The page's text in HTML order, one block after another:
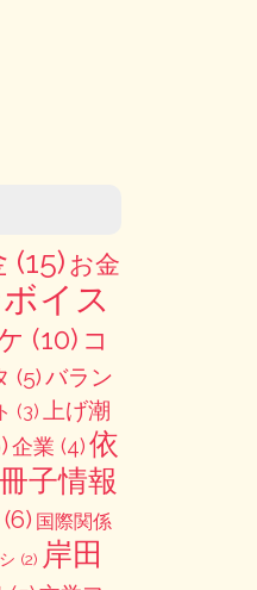
(15) お金
イス
(10) コ
(5)バラン
(3)
上げ潮
企業 (4)依
冊子情報
国際関係
(2) 岸田